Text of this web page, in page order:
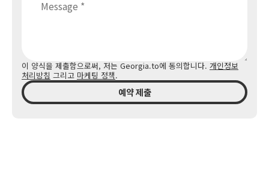
이 양식을 제출함으로써, 저는 Georgia.to에 동의합니다. 개인정보
처리방침 그리고 마케팅 정책.
예약 제출